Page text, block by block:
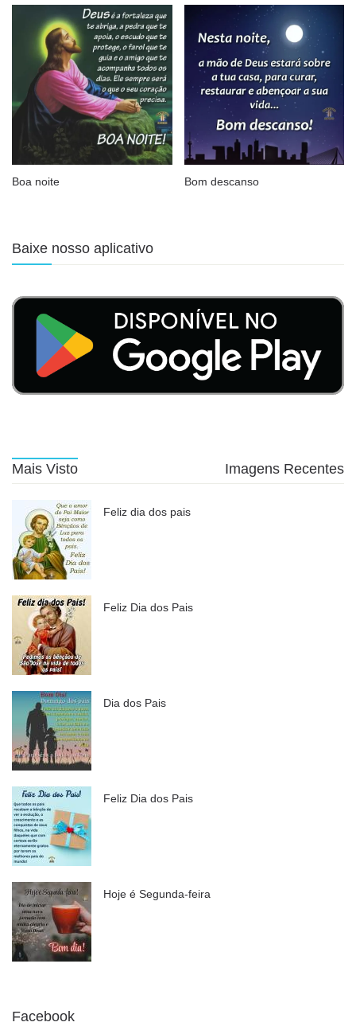
Boa noite Bom descanso
Baixe nosso aplicativo
Mais Visto Imagens Recentes
Feliz dia dos pais
Feliz Dia dos Pais
Dia dos Pais
Feliz Dia dos Pais
Hoje é Segunda-feira
Facebook